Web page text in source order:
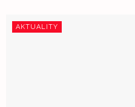
AKTUALITY